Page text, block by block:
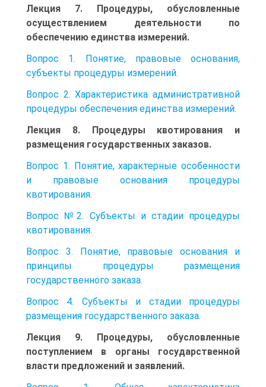
Лекция 7. Процедуры, обусловленные
осуществлением деятельности по
обеспечению единства измерений.
Вопрос 1. Понятие, правовые основания,
субъекты процедуры измерений.
Вопрос 2. Характеристика административной
процедуры обеспечения единства измерений.
Лекция 8. Процедуры квотирования и
размещения государственных заказов.
Вопрос 1. Понятие, характерные особенности
и правовые основания процедуры
квотирования.
Вопрос №2. Субъекты и стадии процедуры
квотирования.
Вопрос 3. Понятие, правовые основания и
принципы процедуры размещения
государственного заказа.
Вопрос 4. Субъекты и стадии процедуры
размещения государственного заказа.
Лекция 9. Процедуры, обусловленные
поступлением в органы государственной
власти предложений и заявлений.